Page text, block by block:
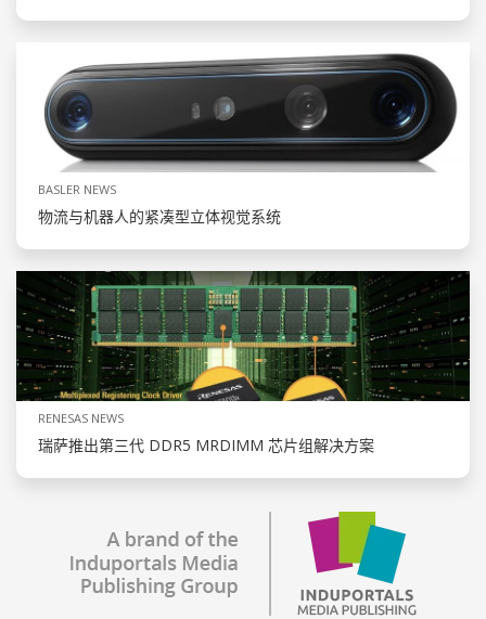
BASLER NEWS
物流与机器人的紧凑型立体视觉系统
RENESAS NEWS
瑞萨推出第三代 DDR5 MRDIMM 芯片组解决方案